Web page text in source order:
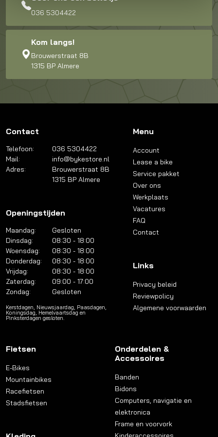
036 5304422
Kom langs!
Brouwerstraat 8B
1315 BP Almere
Contact
Telefoon:
036 5304422
Mail:
info@bykestore.nl
Adres:
Brouwerstraat 8B
1315 BP Almere
Openingstijden
Maandag:
Gesloten
Dinsdag:
08:30 - 18:00
Woensdag:
08:30 - 18:00
Donderdag:
08:30 - 18:00
Vrijdag:
08:30 - 18:00
Zaterdag:
09:00 - 17:00
Zondag:
Gesloten
Kerstdagen, Nieuwsjaardag, Paasdagen,
Koningsdag, Hemelvaartsdag en
Pinksterdagen gesloten.
Menu
Account
Lease a bike
Service pakket
Over ons
Werkplaats
Vacatures
FAQ
Contact
Links
Privacy beleid
Reviewpolicy
Algemene voorwaarden
Fietsen
E-Bikes
Mountainbikes
Racefietsen
Stadsfietsen
Onderdelen &
Accessoires
Banden
Bidons
Computers, navigatie en
elektronica
Frame en voorvork